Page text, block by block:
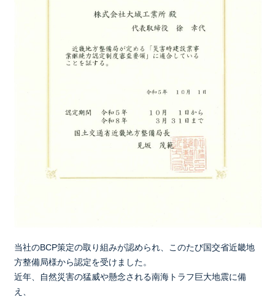
当社のBCP策定の取り組みが認められ、このたび国交省近畿地
方整備局様から認定を受けました。
近年、自然災害の猛威や懸念される南海トラフ巨大地震に備
え、